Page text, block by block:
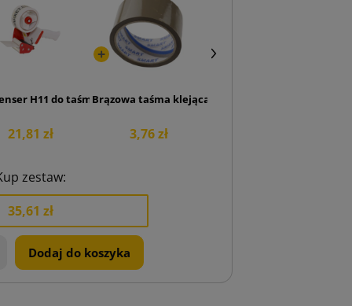
H11 do taśmy 50mm
21,81 zł
Brązowa taśma klejąca SMART Akryl 48/50
3,76 zł
zestaw:
35,61 zł
Dodaj do koszyka